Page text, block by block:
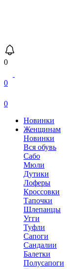
0
0
0
Новинки
Женщинам
Новинки
Вся обувь
Сабо
Мюли
Дутики
Лоферы
Кроссовки
Тапочки
Шлепанцы
Угги
Туфли
Сапоги
Сандалии
Балетки
Полусапоги